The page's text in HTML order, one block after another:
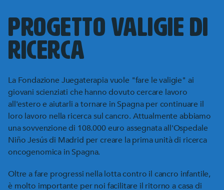
Progetto Valigie di
ricerca
La Fondazione Juegaterapia vuole "fare le valigie" ai
giovani scienziati che hanno dovuto cercare lavoro
all'estero e aiutarli a tornare in Spagna per continuare il
loro lavoro nella ricerca sul cancro. Attualmente abbiamo
una sovvenzione di 108.000 euro assegnata all'Ospedale
Niño Jesús di Madrid per creare la prima unità di ricerca
oncogenomica in Spagna.
Oltre a fare progressi nella lotta contro il cancro infantile,
è molto importante per noi facilitare il ritorno a casa di